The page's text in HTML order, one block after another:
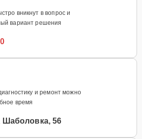
вникнут в вопрос и
вариант решения
и ремонт можно
время
Шаболовка, 56